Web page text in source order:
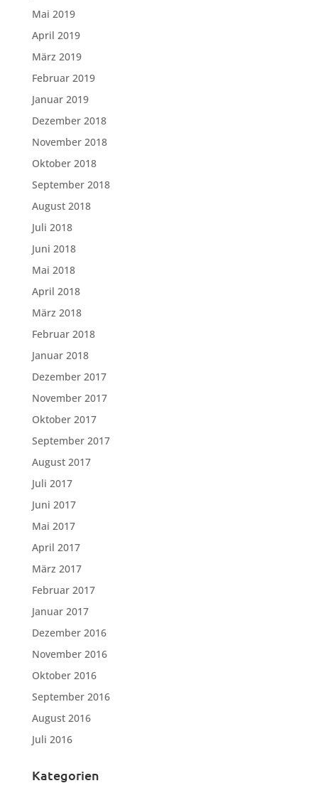
Mai 2019
April 2019
März 2019
Februar 2019
Januar 2019
Dezember 2018
November 2018
Oktober 2018
September 2018
August 2018
Juli 2018
Juni 2018
Mai 2018
April 2018
März 2018
Februar 2018
Januar 2018
Dezember 2017
November 2017
Oktober 2017
September 2017
August 2017
Juli 2017
Juni 2017
Mai 2017
April 2017
März 2017
Februar 2017
Januar 2017
Dezember 2016
November 2016
Oktober 2016
September 2016
August 2016
Juli 2016
Kategorien